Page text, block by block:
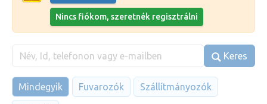
Nincs fiókom, szeretnék regisztrálni
Keres
Mindegyik Fuvarozók Szállítmányozók